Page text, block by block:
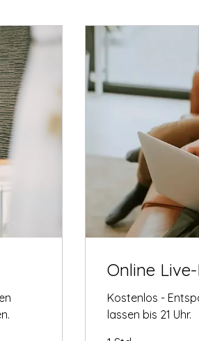
Online
Kostenlos -
lassen bis 21 Uhr.